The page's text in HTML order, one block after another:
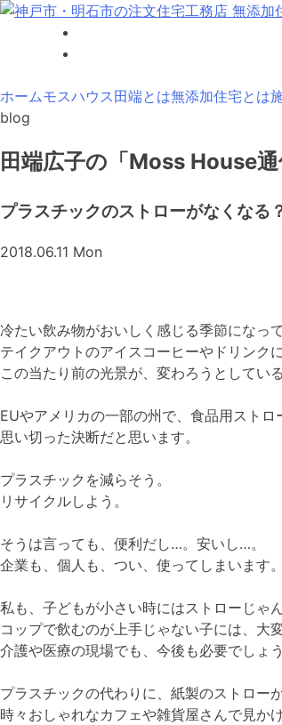
Skip
ホームモスハウス田端とは無添加住宅とは
blog
田端広子の「Moss House通
プラスチックのストローがなくなる
2018.06.11 Mon
冷たい飲み物がおいしく感じる季節になっ
テイクアウトのアイスコーヒーやドリンク
この当たり前の光景が、変わろうとしてい
EUやアメリカの一部の州で、食品用スト
思い切った決断だと思います。
プラスチックを減らそう。
リサイクルしよう。
そうは言っても、便利だし…。安いし…。
企業も、個人も、つい、使ってしまいます。
私も、子どもが小さい時にはストローじゃ
コップで飲むのが上手じゃない子には、大
介護や医療の現場でも、今後も必要でしょ
プラスチックの代わりに、紙製のストロー
時々おしゃれなカフェや雑貨屋さんで見か